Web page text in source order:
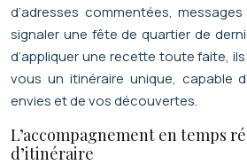
d’adresses commentées,
signaler une fête de quartier de
d’appliquer une recette toute faite,
vous un itinéraire unique, capable
envies et de vos découvertes.
L’accompagnement en temps
d’itinéraire